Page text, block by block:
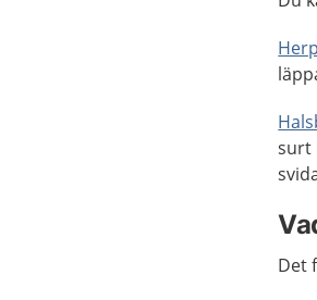
surt
Det